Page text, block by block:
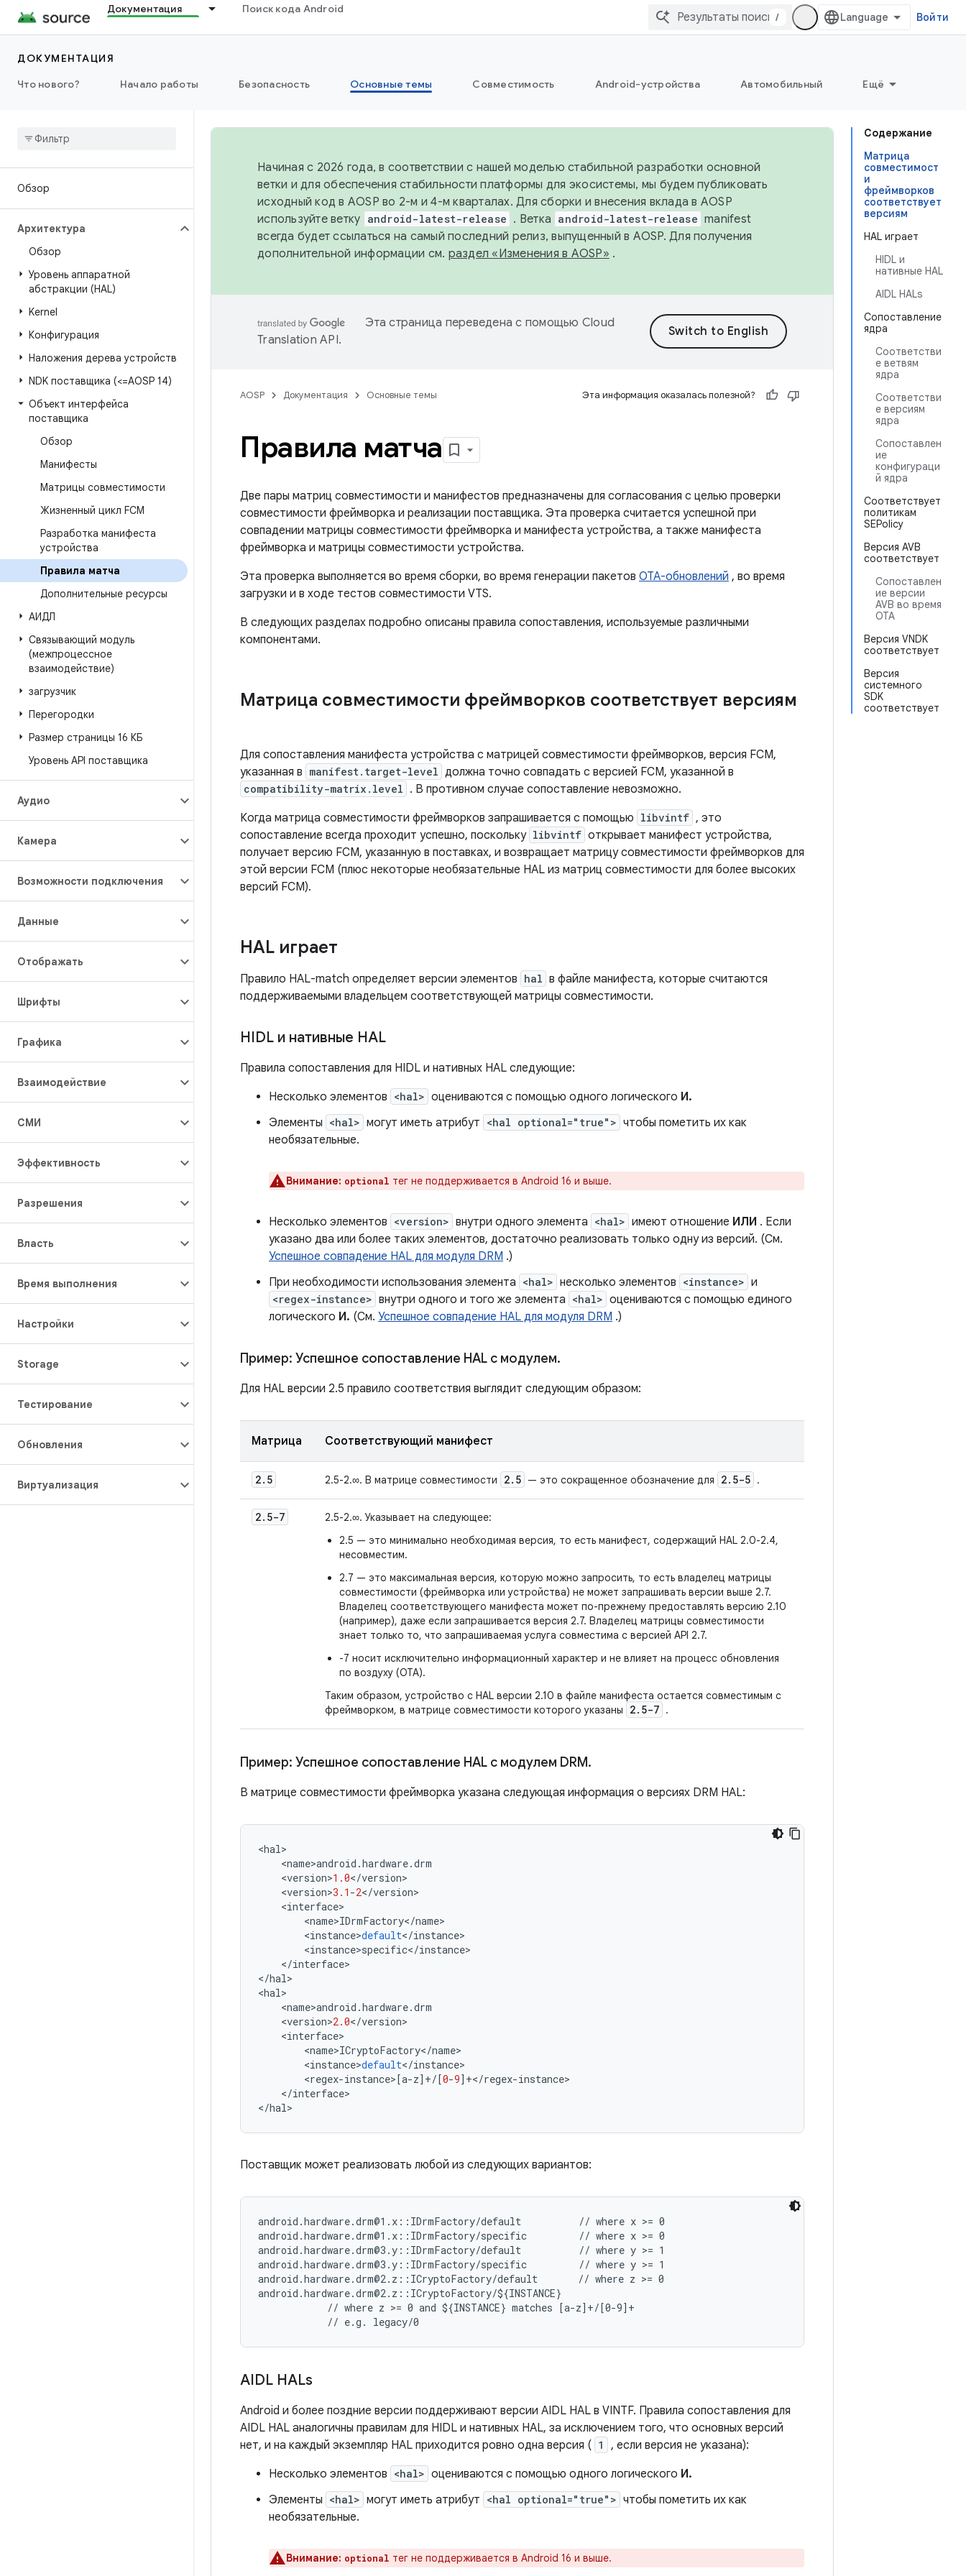
Документация Поиск кода Android
/ Войти
ДОКУМЕНТАЦИЯ
Что нового?
Начало работы Безопасность Основные темы Совместимость Android-устройства Автомобильный Ещё
Обзор
Архитектура
Обзор
Уровень аппаратной
абстракции (HAL)
Kernel
Конфигурация
Наложения дерева устройств
NDK поставщика (<=AOSP 14)
Объект интерфейса
поставщика
Обзор
Манифесты
Матрицы совместимости
Жизненный цикл FCM
Разработка манифеста
устройства
Правила матча
Дополнительные ресурсы
АИДЛ
Связывающий модуль
(межпроцессное
взаимодействие)
загрузчик
Перегородки
Размер страницы 16 КБ
Уровень API поставщика
Аудио
Камера
Возможности подключения
Данные
Отображать
Шрифты
Графика
Взаимодействие
СМИ
Эффективность
Разрешения
Власть
Время выполнения
Настройки
Storage
Тестирование
Обновления
Виртуализация
Содержание
Матрица
совместимост
и
фреймворков
соответствует
версиям
HAL играет
HIDL и
нативные HAL
AIDL HALs
Сопоставление
ядра
Соответстви
е ветвям
ядра
Соответстви
е версиям
ядра
Сопоставлен
ие
конфигураци
й ядра
Соответствует
политикам
SEPolicy
Версия AVB
соответствует
Сопоставлен
ие версии
AVB во время
OTA
Версия VNDK
соответствует
Версия
системного
SDK
соответствует
Начиная с 2026 года, в соответствии с нашей моделью стабильной разработки основной
ветки и для обеспечения стабильности платформы для экосистемы, мы будем публиковать
исходный код в AOSP во 2-м и 4-м кварталах. Для сборки и внесения вклада в AOSP
используйте ветку android-latest-release . Ветка android-latest-release manifest
всегда будет ссылаться на самый последний релиз, выпущенный в AOSP. Для получения
дополнительной информации см. раздел «Изменения в AOSP» .
Эта страница переведена с помощью Cloud
Translation API.
AOSP Документация Основные темы Эта информация оказалась полезной?
Правила матча
Две пары матриц совместимости и манифестов предназначены для согласования с целью проверки
совместимости фреймворка и реализации поставщика. Эта проверка считается успешной при
совпадении матрицы совместимости фреймворка и манифеста устройства, а также манифеста
фреймворка и матрицы совместимости устройства.
Эта проверка выполняется во время сборки, во время генерации пакетов OTA-обновлений , во время
загрузки и в ходе тестов совместимости VTS.
В следующих разделах подробно описаны правила сопоставления, используемые различными
компонентами.
Матрица совместимости фреймворков соответствует версиям
Для сопоставления манифеста устройства с матрицей совместимости фреймворков, версия FCM,
указанная в manifest.target-level должна точно совпадать с версией FCM, указанной в
compatibility-matrix.level . В противном случае сопоставление невозможно.
Когда матрица совместимости фреймворков запрашивается с помощью libvintf , это
сопоставление всегда проходит успешно, поскольку libvintf открывает манифест устройства,
получает версию FCM, указанную в поставках, и возвращает матрицу совместимости фреймворков для
этой версии FCM (плюс некоторые необязательные HAL из матриц совместимости для более высоких
версий FCM).
HAL играет
Правило HAL-match определяет версии элементов hal в файле манифеста, которые считаются
поддерживаемыми владельцем соответствующей матрицы совместимости.
HIDL и нативные HAL
Правила сопоставления для HIDL и нативных HAL следующие:
Несколько элементов <hal> оцениваются с помощью одного логического И.
Элементы <hal> могут иметь атрибут <hal optional="true"> чтобы пометить их как
необязательные.
Внимание: optional тег не поддерживается в Android 16 и выше.
Несколько элементов <version> внутри одного элемента <hal> имеют отношение ИЛИ . Если
указано два или более таких элементов, достаточно реализовать только одну из версий. (См.
Успешное совпадение HAL для модуля DRM .)
При необходимости использования элемента <hal> несколько элементов <instance> и
<regex-instance> внутри одного и того же элемента <hal> оцениваются с помощью единого
логического И. (См. Успешное совпадение HAL для модуля DRM .)
Пример: Успешное сопоставление HAL с модулем.
Для HAL версии 2.5 правило соответствия выглядит следующим образом:
Матрица Соответствующий манифест
2. 5 2.5-2.∞. В матрице совместимости 2. 5 — это сокращенное обозначение для 2. 5-5 .
2. 5-7
2.5-2.∞. Указывает на следующее:
2.5 — это минимально необходимая версия, то есть манифест, содержащий HAL 2.0-2.4,
несовместим.
2.7 — это максимальная версия, которую можно запросить, то есть владелец матрицы
совместимости (фреймворка или устройства) не может запрашивать версии выше 2.7.
Владелец соответствующего манифеста может по-прежнему предоставлять версию 2.10
(например), даже если запрашивается версия 2.7. Владелец матрицы совместимости
знает только то, что запрашиваемая услуга совместима с версией API 2.7.
-7 носит исключительно информационный характер и не влияет на процесс обновления
по воздуху (OTA).
Таким образом, устройство с HAL версии 2.10 в файле манифеста остается совместимым с
фреймворком, в матрице совместимости которого указаны
2. 5-7 .
Пример: Успешное сопоставление HAL с модулем DRM.
В матрице совместимости фреймворка указана следующая информация о версиях DRM HAL:
<hal>
<name>android .hardware.drm
<version>1.0</version>
<version>3.1 -2</version>
<interface>
<name>IDrmFactory</name>
<instance>default</instance>
<instance>specific</instance>
</interface>
</hal>
<hal>
<name>android .hardware.drm
<version>2.0</version>
<interface>
<name>ICryptoFactory</name>
<instance>default</instance>
<regex-instance>[a-z] +/[0-9] +</regex-instance>
</interface>
</hal>
Поставщик может реализовать любой из следующих вариантов:
android.hardware.drm@1.x::IDrmFactory/default          // where x >= 0
android.hardware.drm@1.x::IDrmFactory/specific         // where x >= 0
android.hardware.drm@3.y::IDrmFactory/default          // where y >= 1
android.hardware.drm@3.y::IDrmFactory/specific         // where y >= 1
android.hardware.drm@2.z::ICryptoFactory/default       // where z >= 0
android.hardware.drm@2.z::ICryptoFactory/${INSTANCE}
            // where z >= 0 and ${INSTANCE} matches [a-z]+/[0-9]+
AIDL HALs
Android и более поздние версии поддерживают версии AIDL HAL в VINTF. Правила сопоставления для
AIDL HAL аналогичны правилам для HIDL и нативных HAL, за исключением того, что основных версий
нет, и на каждый экземпляр HAL приходится ровно одна версия ( 1
, если версия не указана):
Несколько элементов <hal> оцениваются с помощью одного логического И.
Элементы <hal> могут иметь атрибут <hal optional="true"> чтобы пометить их как
необязательные.
Внимание: optional тег не поддерживается в Android 16 и выше.